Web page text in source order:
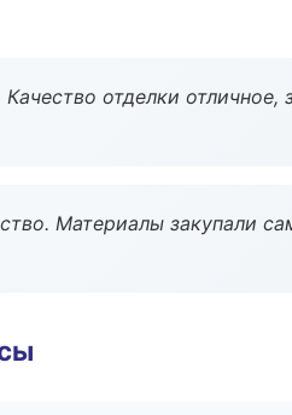
отделки
Материалы закупали